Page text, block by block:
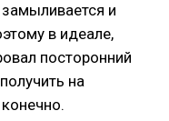
и
в идеале,
посторонний
на